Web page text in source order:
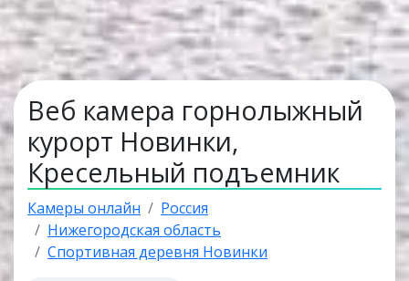
Веб камера горнолыжный
курорт Новинки,
Кресельный подъемник
Камеры онлайн
Россия
Нижегородская область
Спортивная деревня Новинки